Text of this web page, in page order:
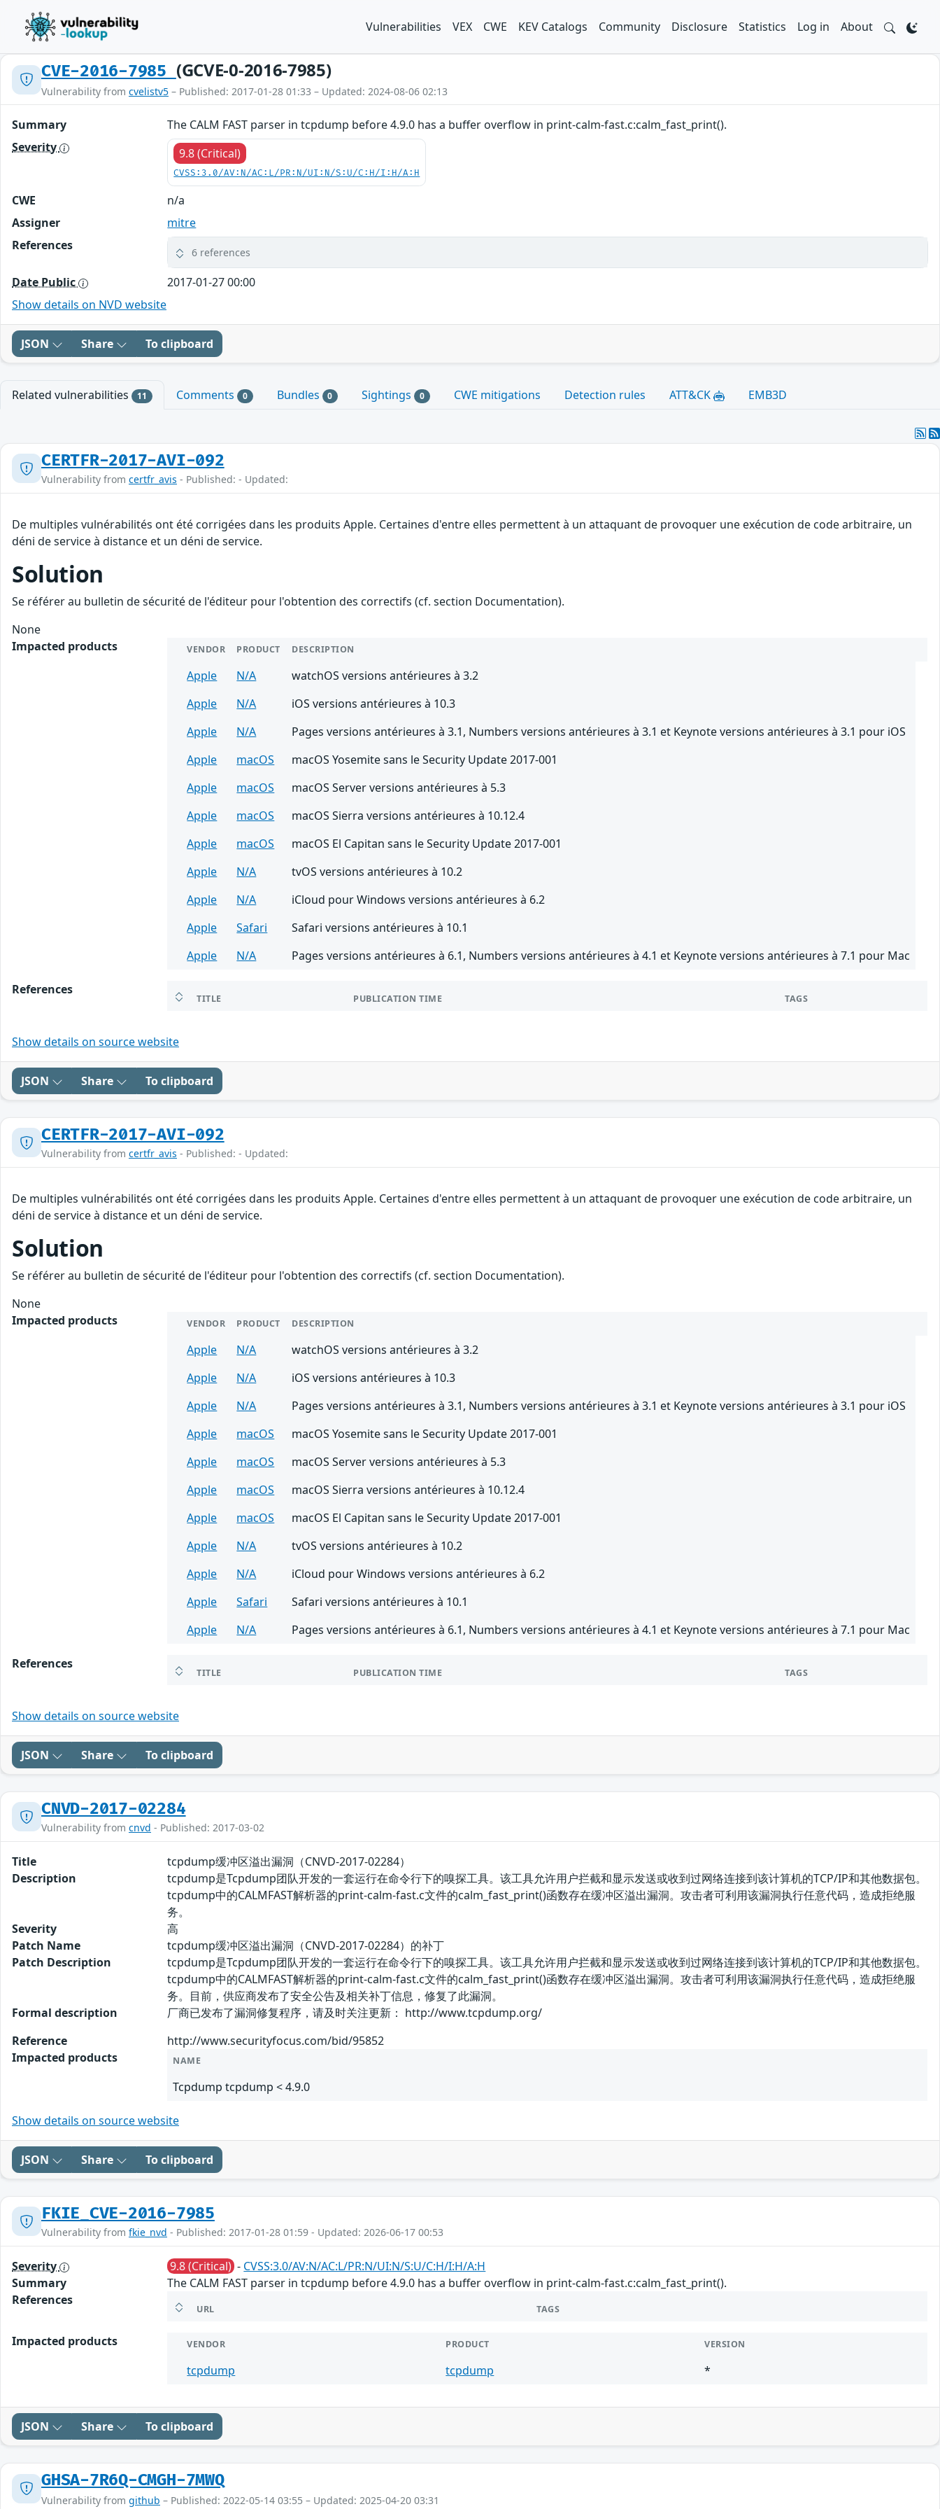
Vulnerabilities VEX CWE KEV Catalogs Community Disclosure Statistics Log in About
CVE-2016-7985 (GCVE-0-2016-7985)
Vulnerability from cvelistv5 – Published: 2017-01-28 01:33 – Updated: 2024-08-06 02:13
Summary
The CALM FAST parser in tcpdump before 4.9.0 has a buffer overflow in print-calm-fast.c:calm_fast_print().
Severity
9.8 (Critical)
CVSS:3.0/AV:N/AC:L/PR:N/UI:N/S:U/C:H/I:H/A:H
CWE
n/a
Assigner
mitre
References
6 references
Date Public
2017-01-27 00:00
Show details on NVD website
JSON Share To clipboard
Related vulnerabilities 11 Comments 0 Bundles 0 Sightings 0 CWE mitigations Detection rules ATT&CK EMB3D
CERTFR-2017-AVI-092
Vulnerability from certfr_avis - Published: - Updated:
De multiples vulnérabilités ont été corrigées dans les produits Apple. Certaines d'entre elles permettent à un attaquant de provoquer une exécution de code arbitraire, un
déni de service à distance et un déni de service.
Solution
Se référer au bulletin de sécurité de l'éditeur pour l'obtention des correctifs (cf. section Documentation).
None
Impacted products
VENDOR PRODUCT DESCRIPTION
Apple N/A
watchOS versions antérieures à 3.2
Apple
N/A
iOS versions antérieures à 10.3
Apple
N/A
Pages versions antérieures à 3.1, Numbers versions antérieures à 3.1 et Keynote versions antérieures à 3.1 pour iOS
Apple
macOS
macOS Yosemite sans le Security Update 2017-001
Apple
macOS
macOS Server versions antérieures à 5.3
Apple
macOS
macOS Sierra versions antérieures à 10.12.4
Apple
macOS
macOS El Capitan sans le Security Update 2017-001
Apple
N/A
tvOS versions antérieures à 10.2
Apple
N/A
iCloud pour Windows versions antérieures à 6.2
Apple
Safari
Safari versions antérieures à 10.1
Apple
N/A Pages versions antérieures à 6.1, Numbers versions antérieures à 4.1 et Keynote versions antérieures à 7.1 pour Mac
References
TITLE PUBLICATION TIME TAGS
Show details on source website
JSON Share To clipboard
CERTFR-2017-AVI-092
Vulnerability from certfr_avis - Published: - Updated:
De multiples vulnérabilités ont été corrigées dans les produits Apple. Certaines d'entre elles permettent à un attaquant de provoquer une exécution de code arbitraire, un
déni de service à distance et un déni de service.
Solution
Se référer au bulletin de sécurité de l'éditeur pour l'obtention des correctifs (cf. section Documentation).
None
Impacted products
VENDOR PRODUCT DESCRIPTION
Apple N/A
watchOS versions antérieures à 3.2
Apple
N/A
iOS versions antérieures à 10.3
Apple
N/A
Pages versions antérieures à 3.1, Numbers versions antérieures à 3.1 et Keynote versions antérieures à 3.1 pour iOS
Apple
macOS
macOS Yosemite sans le Security Update 2017-001
Apple
macOS
macOS Server versions antérieures à 5.3
Apple
macOS
macOS Sierra versions antérieures à 10.12.4
Apple
macOS
macOS El Capitan sans le Security Update 2017-001
Apple
N/A
tvOS versions antérieures à 10.2
Apple
N/A
iCloud pour Windows versions antérieures à 6.2
Apple
Safari
Safari versions antérieures à 10.1
Apple
N/A Pages versions antérieures à 6.1, Numbers versions antérieures à 4.1 et Keynote versions antérieures à 7.1 pour Mac
References
TITLE PUBLICATION TIME TAGS
Show details on source website
JSON Share To clipboard
CNVD-2017-02284
Vulnerability from cnvd - Published: 2017-03-02
Title
tcpdump缓冲区溢出漏洞（CNVD-2017-02284）
Description
tcpdump是Tcpdump团队开发的一套运行在命令行下的嗅探工具。该工具允许用户拦截和显示发送或收到过网络连接到该计算机的TCP/IP和其他数据包。
tcpdump中的CALMFAST解析器的print-calm-fast.c文件的calm_fast_print()函数存在缓冲区溢出漏洞。攻击者可利用该漏洞执行任意代码，造成拒绝服
务。
Severity
高
Patch Name
tcpdump缓冲区溢出漏洞（CNVD-2017-02284）的补丁
Patch Description
tcpdump是Tcpdump团队开发的一套运行在命令行下的嗅探工具。该工具允许用户拦截和显示发送或收到过网络连接到该计算机的TCP/IP和其他数据包。
tcpdump中的CALMFAST解析器的print-calm-fast.c文件的calm_fast_print()函数存在缓冲区溢出漏洞。攻击者可利用该漏洞执行任意代码，造成拒绝服
务。目前，供应商发布了安全公告及相关补丁信息，修复了此漏洞。
Formal description
厂商已发布了漏洞修复程序，请及时关注更新： http://www.tcpdump.org/
Reference
http://www.securityfocus.com/bid/95852
Impacted products
NAME
Tcpdump tcpdump < 4.9.0
Show details on source website
JSON Share To clipboard
FKIE_CVE-2016-7985
Vulnerability from fkie_nvd - Published: 2017-01-28 01:59 - Updated: 2026-06-17 00:53
Severity 9.8 (Critical) - CVSS:3.0/AV:N/AC:L/PR:N/UI:N/S:U/C:H/I:H/A:H
Summary
The CALM FAST parser in tcpdump before 4.9.0 has a buffer overflow in print-calm-fast.c:calm_fast_print().
References
URL TAGS
Impacted products VENDOR PRODUCT VERSION
tcpdump tcpdump *
JSON Share To clipboard
GHSA-7R6Q-CMGH-7MWQ
Vulnerability from github – Published: 2022-05-14 03:55 – Updated: 2025-04-20 03:31